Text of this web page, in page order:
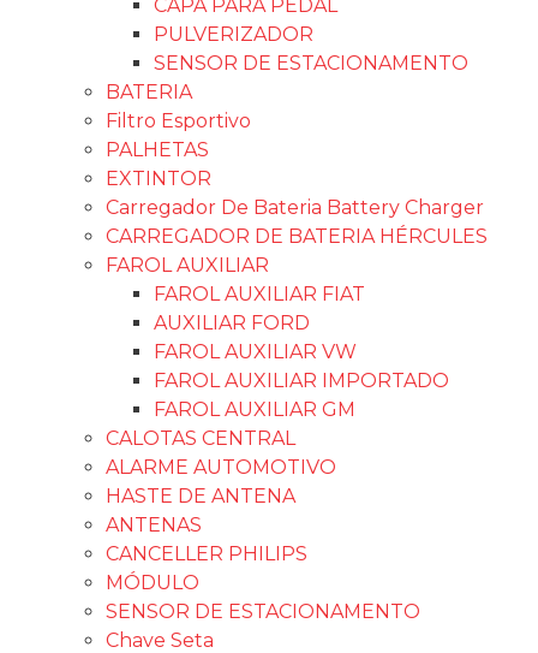
CAPA PARA PEDAL
PULVERIZADOR
SENSOR DE ESTACIONAMENTO
BATERIA
Filtro Esportivo
PALHETAS
EXTINTOR
Carregador De Bateria Battery Charger
CARREGADOR DE BATERIA HÉRCULES
FAROL AUXILIAR
FAROL AUXILIAR FIAT
AUXILIAR FORD
FAROL AUXILIAR VW
FAROL AUXILIAR IMPORTADO
FAROL AUXILIAR GM
CALOTAS CENTRAL
ALARME AUTOMOTIVO
HASTE DE ANTENA
ANTENAS
CANCELLER PHILIPS
MÓDULO
SENSOR DE ESTACIONAMENTO
Chave Seta